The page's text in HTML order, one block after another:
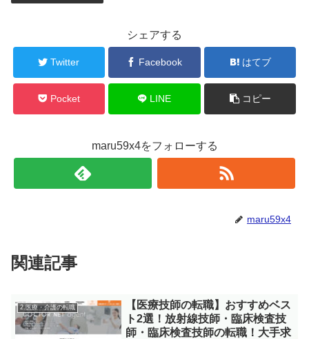
シェアする
Twitter Facebook はてブ
Pocket LINE コピー
maru59x4をフォローする
maru59x4
関連記事
2.医療・介護の転職
【医療技師の転職】おすすめベス
ト2選！放射線技師・臨床検査技
師・臨床検査技師の転職！大手求